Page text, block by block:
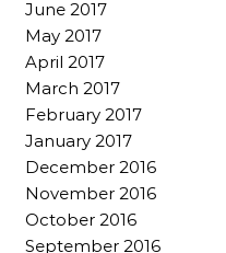
June 2017
May 2017
April 2017
March 2017
February 2017
January 2017
December 2016
November 2016
October 2016
September 2016